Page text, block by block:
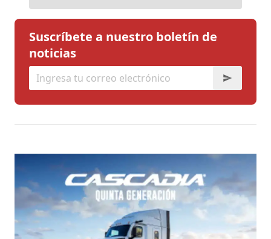
Suscríbete a nuestro boletín de
noticias